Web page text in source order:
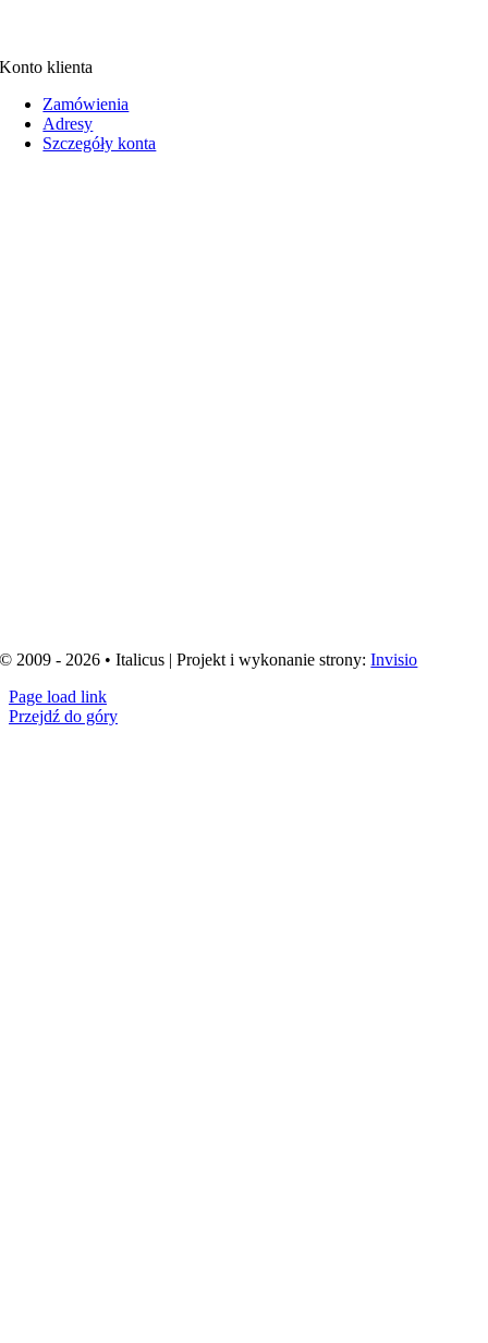
Konto klienta
Zamówienia
Adresy
Szczegóły konta
© 2009 - 2026 • Italicus | Projekt i wykonanie strony:Invisio
Page load link
Przejdź do góry